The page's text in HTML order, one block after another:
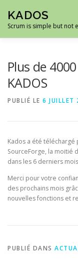
contenu
KADOS
Scrum is simple but not
Plus de
KADOS
PUBLIÉ LE 6 JUILLET
Kados a été téléchargé
SourceForge, la moitié
dans les 6 derniers
Merci pour votre
des prochains mois
nouvelles fonctions et
PUBLIÉ DANS